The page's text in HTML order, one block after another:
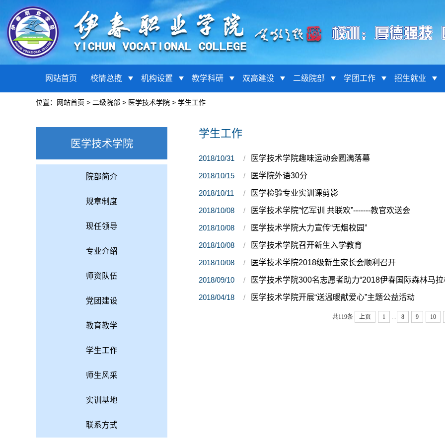
网站首页 校情总揽 机构设置 教学科研 双高建设 二级院部 学团工作 招生就业
位置： 网站首页 > 二级院部 > 医学技术学院 > 学生工作
医学技术学院
院部简介
规章制度
现任领导
专业介绍
师资队伍
党团建设
教育教学
学生工作
师生风采
实训基地
联系方式
学生工作
2018/10/31 医学技术学院趣味运动会圆满落幕
2018/10/15 医学院外语30分
2018/10/11 医学检验专业实训课剪影
2018/10/08 医学技术学院“忆军训 共联欢”-------教官欢送会
2018/10/08 医学技术学院大力宣传“无烟校园”
2018/10/08 医学技术学院召开新生入学教育
2018/10/08 医学技术学院2018级新生家长会顺利召开
2018/09/10 医学技术学院300名志愿者助力“2018伊春国际森林马拉
2018/04/18 医学技术学院开展“送温暖献爱心”主题公益活动
共119条 上页 1 8 9 10